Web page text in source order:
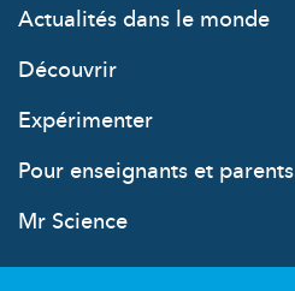
Actualités dans le monde
Découvrir
Expérimenter
Pour enseignants et parents
Mr Science